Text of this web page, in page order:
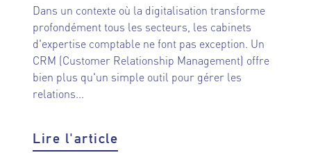
Dans un contexte où la digitalisation transforme
profondément tous les secteurs, les cabinets
d'expertise comptable ne font pas exception. Un
CRM (Customer Relationship Management) offre
bien plus qu'un simple outil pour gérer les
relations...
Lire l'article